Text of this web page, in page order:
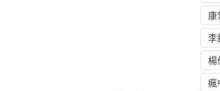
康
李
楊
瘋